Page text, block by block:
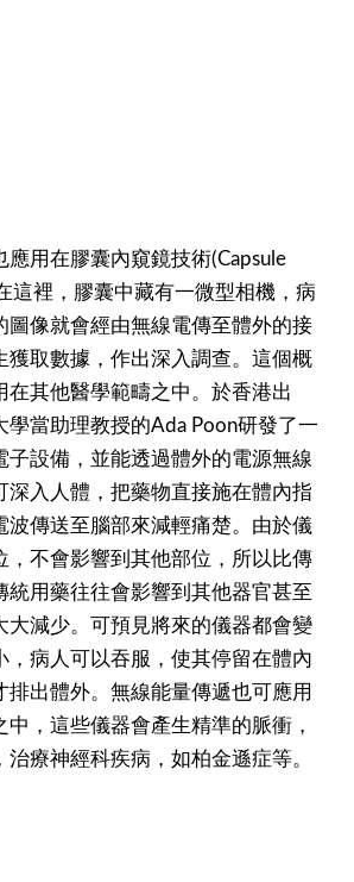
應用在膠囊內窺鏡技術(Capsule
這裡，膠囊中藏有一微型相機，病
圖像就會經由無線電傳至體外的接
獲取數據，作出深入調查。這個概
在其他醫學範疇之中。於香港出
學當助理教授的Ada Poon研發了一
子設備，並能透過體外的電源無線
深入人體，把藥物直接施在體內指
波傳送至腦部來減輕痛楚。由於儀
，不會影響到其他部位，所以比傳
統用藥往往會影響到其他器官甚至
大減少。可預見將來的儀器都會變
，病人可以吞服，使其停留在體內
排出體外。無線能量傳遞也可應用
中，這些儀器會產生精準的脈衝，
療神經科疾病，如柏金遜症等。